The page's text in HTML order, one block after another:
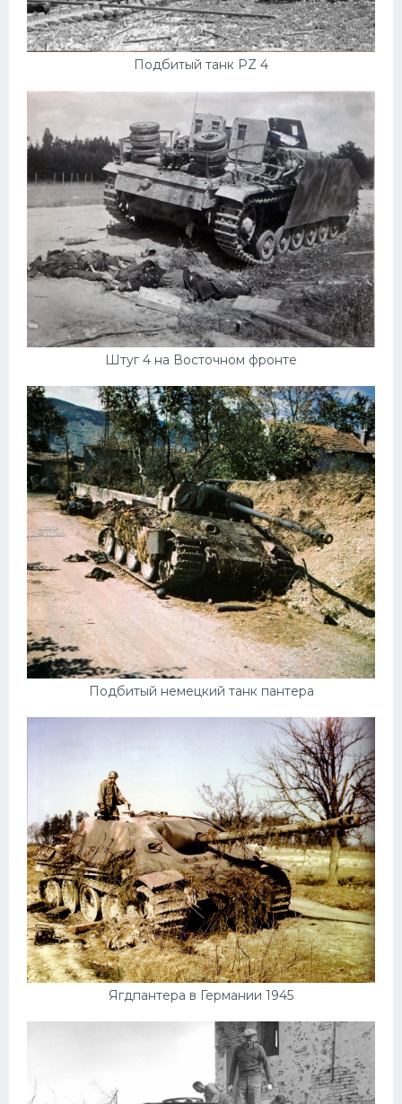
Подбитый танк PZ 4
Штуг 4 на Восточном фронте
Подбитый немецкий танк пантера
Ягдпантера в Германии 1945